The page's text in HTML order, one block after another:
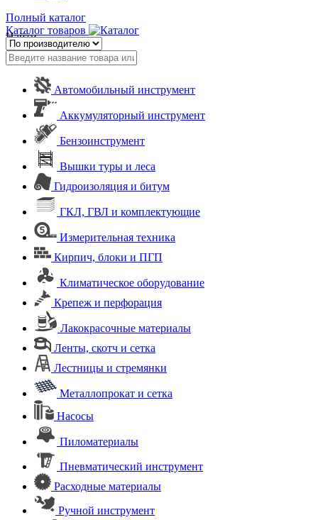
Полный каталог
Каталог товаров
Найти
Автомобильный инструмент
Аккумуляторный инструмент
Бензоинструмент
Вышки туры и леса
Гидроизоляция и битум
ГКЛ, ГВЛ и комплектующие
Измерительная техника
Кирпич, блоки и ПГП
Климатическое оборудование
Крепеж и перфорация
Лакокрасочные материалы
Ленты, скотч и сетка
Лестницы и стремянки
Металлопрокат и сетка
Насосы
Пиломатериалы
Пневматический инструмент
Расходные материалы
Ручной инструмент